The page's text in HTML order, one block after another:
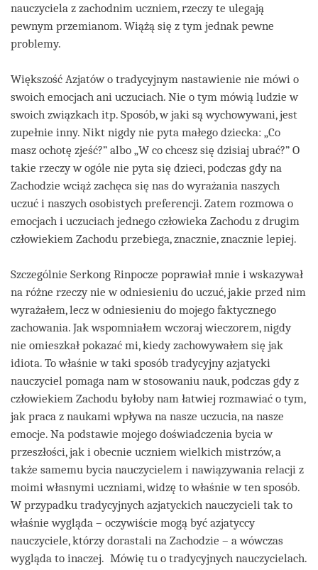
nauczyciela z zachodnim uczniem, rzeczy te ulegają
pewnym przemianom. Wiążą się z tym jednak pewne
problemy.
Większość Azjatów o tradycyjnym nastawienie nie mówi o
swoich emocjach ani uczuciach. Nie o tym mówią ludzie w
swoich związkach itp. Sposób, w jaki są wychowywani, jest
zupełnie inny. Nikt nigdy nie pyta małego dziecka: „Co
masz ochotę zjeść?” albo „W co chcesz się dzisiaj ubrać?” O
takie rzeczy w ogóle nie pyta się dzieci, podczas gdy na
Zachodzie wciąż zachęca się nas do wyrażania naszych
uczuć i naszych osobistych preferencji. Zatem rozmowa o
emocjach i uczuciach jednego człowieka Zachodu z drugim
człowiekiem Zachodu przebiega, znacznie, znacznie lepiej.
Szczególnie Serkong Rinpocze poprawiał mnie i wskazywał
na różne rzeczy nie w odniesieniu do uczuć, jakie przed nim
wyrażałem, lecz w odniesieniu do mojego faktycznego
zachowania. Jak wspomniałem wczoraj wieczorem, nigdy
nie omieszkał pokazać mi, kiedy zachowywałem się jak
idiota. To właśnie w taki sposób tradycyjny azjatycki
nauczyciel pomaga nam w stosowaniu nauk, podczas gdy z
człowiekiem Zachodu byłoby nam łatwiej rozmawiać o tym,
jak praca z naukami wpływa na nasze uczucia, na nasze
emocje. Na podstawie mojego doświadczenia bycia w
przeszłości, jak i obecnie uczniem wielkich mistrzów, a
także samemu bycia nauczycielem i nawiązywania relacji z
moimi własnymi uczniami, widzę to właśnie w ten sposób.
W przypadku tradycyjnych azjatyckich nauczycieli tak to
właśnie wygląda – oczywiście mogą być azjatyccy
nauczyciele, którzy dorastali na Zachodzie – a wówczas
wygląda to inaczej. Mówię tu o tradycyjnych nauczycielach.